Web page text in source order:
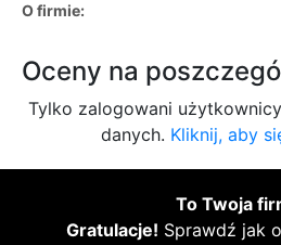
O firmie:
Oceny na
Tylko zalogowani
danych. Kliknij, aby
To Twoja
Gratulacje! Sprawdź jak